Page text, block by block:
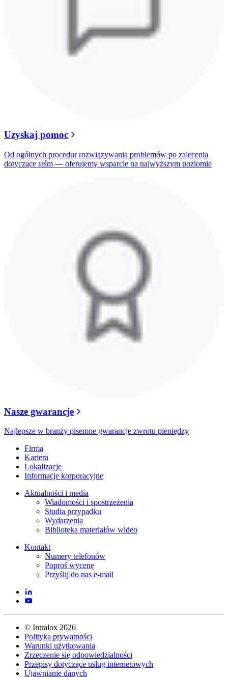
Uzyskaj pomoc
Od ogólnych procedur rozwiązywania problemów po zalecenia
dotyczące taśm — oferujemy wsparcie na najwyższym poziomie
Nasze gwarancje
Najlepsze w branży pisemne gwarancje zwrotu pieniędzy
Firma
Kariera
Lokalizacje
Informacje korporacyjne
Aktualności i media
Wiadomości i spostrzeżenia
Studia przypadku
Wydarzenia
Biblioteka materiałów wideo
Kontakt
Numery telefonów
Poproś wycenę
Przyślij do nas e-mail
© Intralox 2026
Polityka prywatności
Warunki użytkowania
Zrzeczenie się odpowiedzialności
Przepisy dotyczące usług internetowych
Ujawnianie danych